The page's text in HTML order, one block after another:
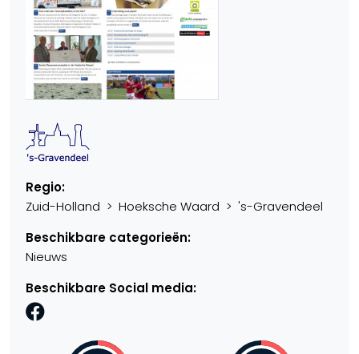
Regio:
Zuid-Holland > Hoeksche Waard > 's-Gravendeel
Beschikbare categorieën:
Nieuws
Beschikbare Social media: